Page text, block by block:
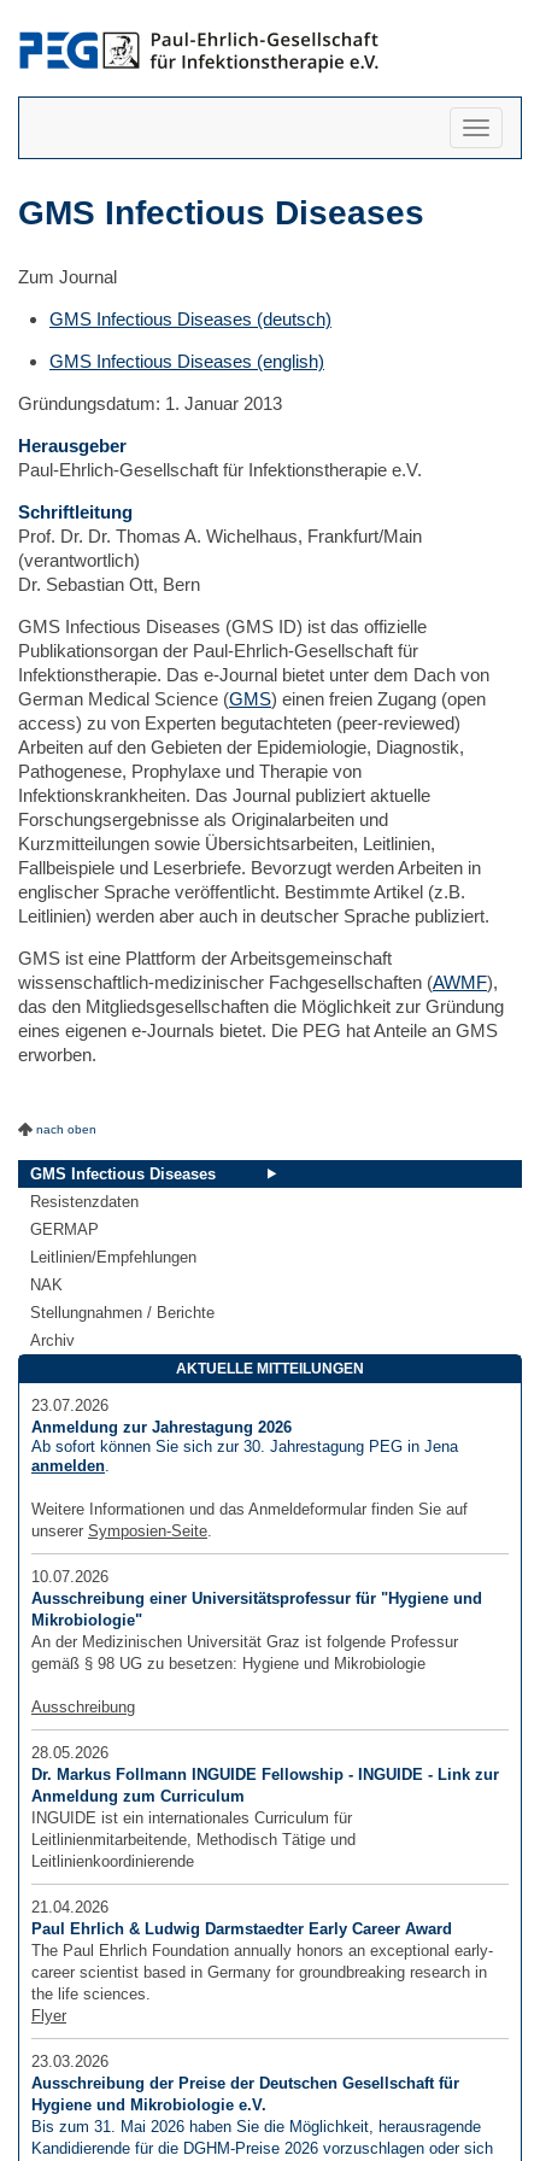
anzeigen
GMS Infectious Diseases
Zum Journal
GMS Infectious Diseases (deutsch)
GMS Infectious Diseases (english)
Gründungsdatum: 1. Januar 2013
Herausgeber
Paul-Ehrlich-Gesellschaft für Infektionstherapie e.V.
Schriftleitung
Prof. Dr. Dr. Thomas A. Wichelhaus, Frankfurt/Main
(verantwortlich)
Dr. Sebastian Ott, Bern
GMS Infectious Diseases (GMS ID) ist das offizielle
Publikationsorgan der Paul-Ehrlich-Gesellschaft für
Infektionstherapie. Das e-Journal bietet unter dem Dach von
German Medical Science (GMS) einen freien Zugang (open
access) zu von Experten begutachteten (peer-reviewed)
Arbeiten auf den Gebieten der Epidemiologie, Diagnostik,
Pathogenese, Prophylaxe und Therapie von
Infektionskrankheiten. Das Journal publiziert aktuelle
Forschungsergebnisse als Originalarbeiten und
Kurzmitteilungen sowie Übersichtsarbeiten, Leitlinien,
Fallbeispiele und Leserbriefe. Bevorzugt werden Arbeiten in
englischer Sprache veröffentlicht. Bestimmte Artikel (z.B.
Leitlinien) werden aber auch in deutscher Sprache publiziert.
GMS ist eine Plattform der Arbeitsgemeinschaft
wissenschaftlich-medizinischer Fachgesellschaften (AWMF),
das den Mitgliedsgesellschaften die Möglichkeit zur Gründung
eines eigenen e-Journals bietet. Die PEG hat Anteile an GMS
erworben.
nach oben
GMS Infectious Diseases
Resistenzdaten
GERMAP
Leitlinien/Empfehlungen
NAK
Stellungnahmen / Berichte
Archiv
AKTUELLE MITTEILUNGEN
23.07.2026
Anmeldung zur Jahrestagung 2026
Ab sofort können Sie sich zur 30. Jahrestagung PEG in Jena
anmelden.
Weitere Informationen und das Anmeldeformular finden Sie auf
unserer Symposien-Seite.
10.07.2026
Ausschreibung einer Universitätsprofessur für "Hygiene und
Mikrobiologie"
An der Medizinischen Universität Graz ist folgende Professur
gemäß § 98 UG zu besetzen: Hygiene und Mikrobiologie
Ausschreibung
28.05.2026
Dr. Markus Follmann INGUIDE Fellowship - INGUIDE - Link zur
Anmeldung zum Curriculum
INGUIDE ist ein internationales Curriculum für
Leitlinienmitarbeitende, Methodisch Tätige und
Leitlinienkoordinierende
21.04.2026
Paul Ehrlich & Ludwig Darmstaedter Early Career Award
The Paul Ehrlich Foundation annually honors an exceptional early-
career scientist based in Germany for groundbreaking research in
the life sciences.
Flyer
23.03.2026
Ausschreibung der Preise der Deutschen Gesellschaft für
Hygiene und Mikrobiologie e.V.
Bis zum 31. Mai 2026 haben Sie die Möglichkeit, herausragende
Kandidierende für die DGHM-Preise 2026 vorzuschlagen oder sich